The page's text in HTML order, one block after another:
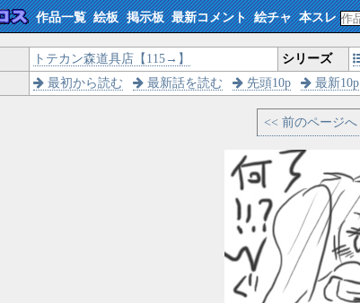
作品一覧 絵板 掲示板 最新コメント 絵チャ 本スレ
トテカン森道具店【115→】 シリーズ
最初から読む 最新話を読む 先頭10p 最新10p
<< 前のページへ